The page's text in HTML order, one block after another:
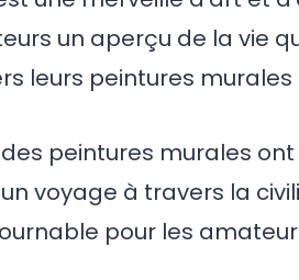
un aperçu de la vie
leurs peintures
peintures murales
voyage à travers la
pour les